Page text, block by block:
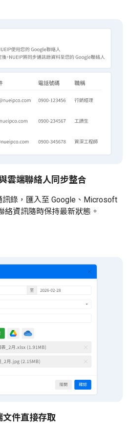
雲端聯絡人同步整合
錄，匯入至 Google、Microsoft
絡資訊隨時保持最新狀態。
文件直接存取